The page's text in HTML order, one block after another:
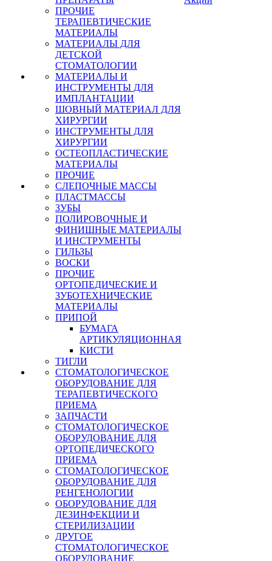
ПРОЧИЕ
ТЕРАПЕВТИЧЕСКИЕ
МАТЕРИАЛЫ
МАТЕРИАЛЫ ДЛЯ
ДЕТСКОЙ
СТОМАТОЛОГИИ
МАТЕРИАЛЫ И
ИНСТРУМЕНТЫ ДЛЯ
ИМПЛАНТАЦИИ
ШОВНЫЙ МАТЕРИАЛ ДЛЯ
ХИРУРГИИ
ИНСТРУМЕНТЫ ДЛЯ
ХИРУРГИИ
ОСТЕОПЛАСТИЧЕСКИЕ
МАТЕРИАЛЫ
ПРОЧИЕ
СЛЕПОЧНЫЕ МАССЫ
ПЛАСТМАССЫ
ЗУБЫ
ПОЛИРОВОЧНЫЕ И
ФИНИШНЫЕ МАТЕРИАЛЫ
И ИНСТРУМЕНТЫ
ГИЛЬЗЫ
ВОСКИ
ПРОЧИЕ
ОРТОПЕДИЧЕСКИЕ И
ЗУБОТЕХНИЧЕСКИЕ
МАТЕРИАЛЫ
ПРИПОЙ
БУМАГА
АРТИКУЛЯЦИОННАЯ
КИСТИ
ТИГЛИ
СТОМАТОЛОГИЧЕСКОЕ
ОБОРУДОВАНИЕ ДЛЯ
ТЕРАПЕВТИЧЕСКОГО
ПРИЕМА
ЗАПЧАСТИ
СТОМАТОЛОГИЧЕСКОЕ
ОБОРУДОВАНИЕ ДЛЯ
ОРТОПЕДИЧЕСКОГО
ПРИЕМА
СТОМАТОЛОГИЧЕСКОЕ
ОБОРУДОВАНИЕ ДЛЯ
РЕНГЕНОЛОГИИ
ОБОРУДОВАНИЕ ДЛЯ
ДЕЗИНФЕКЦИИ И
СТЕРИЛИЗАЦИИ
ДРУГОЕ
СТОМАТОЛОГИЧЕСКОЕ
ОБОРУДОВАНИЕ